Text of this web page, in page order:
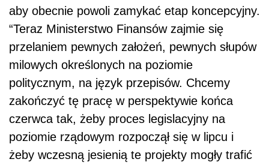
aby obecnie powoli zamykać etap koncepcyjny.
“Teraz Ministerstwo Finansów zajmie się
przelaniem pewnych założeń, pewnych słupów
milowych określonych na poziomie
politycznym, na język przepisów. Chcemy
zakończyć tę pracę w perspektywie końca
czerwca tak, żeby proces legislacyjny na
poziomie rządowym rozpoczął się w lipcu i
żeby wczesną jesienią te projekty mogły trafić